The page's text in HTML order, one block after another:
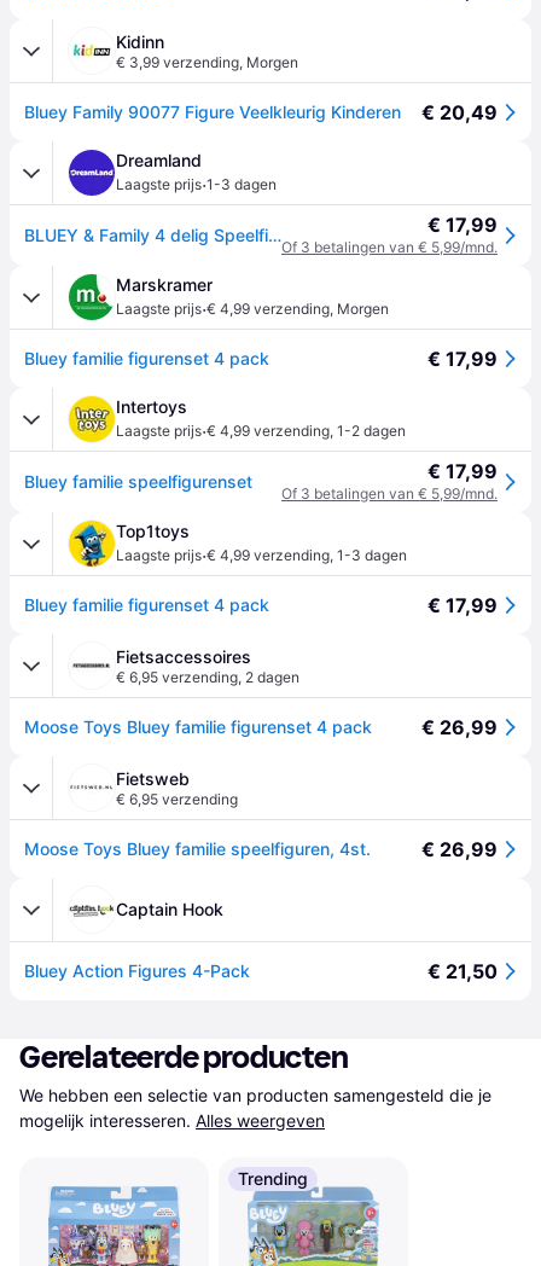
Kidinn
€ 3,99 verzending, Morgen
Bluey Family 90077 Figure Veelkleurig Kinderen € 20,49
Dreamland
Laagste prijs·1-3 dagen
BLUEY & Family 4 delig Speelfiguren & personages € 17,99
Of 3 betalingen van € 5,99/mnd.
Marskramer
Laagste prijs·€ 4,99 verzending, Morgen
Bluey familie figurenset 4 pack € 17,99
Intertoys
Laagste prijs·€ 4,99 verzending, 1-2 dagen
Bluey familie speelfigurenset € 17,99
Of 3 betalingen van € 5,99/mnd.
Top1toys
Laagste prijs·€ 4,99 verzending, 1-3 dagen
Bluey familie figurenset 4 pack € 17,99
Fietsaccessoires
€ 6,95 verzending, 2 dagen
Moose Toys Bluey familie figurenset 4 pack € 26,99
Fietsweb
€ 6,95 verzending
Moose Toys Bluey familie speelfiguren, 4st. € 26,99
Captain Hook
Bluey Action Figures 4-Pack € 21,50
Gerelateerde producten
We hebben een selectie van producten samengesteld die je
mogelijk interesseren. Alles weergeven
Trending